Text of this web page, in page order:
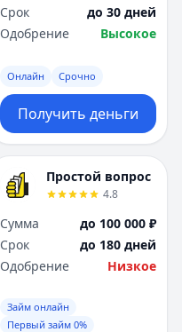
Срок
до 30 дней
Одобрение
Высокое
Онлайн Срочно
Получить деньги
Простой вопрос
4.8
Сумма
до 100 000 ₽
Срок
до 180 дней
Одобрение
Низкое
Займ онлайн
Первый займ 0%